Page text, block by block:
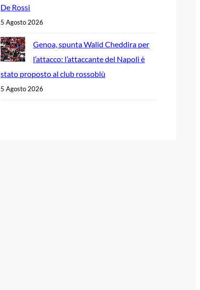
De Rossi
5 Agosto 2026
Genoa, spunta Walid Cheddira per
l’attacco: l’attaccante del Napoli è
stato proposto al club rossoblù
5 Agosto 2026